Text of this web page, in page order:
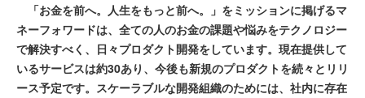
「お金を前へ。人生をもっと前へ。」をミッションに掲げるマ
ネーフォワードは、全ての人のお金の課題や悩みをテクノロジー
で解決すべく、日々プロダクト開発をしています。現在提供して
いるサービスは約30あり、今後も新規のプロダクトを続々とリリ
ース予定です。スケーラブルな開発組織のためには、社内に存在